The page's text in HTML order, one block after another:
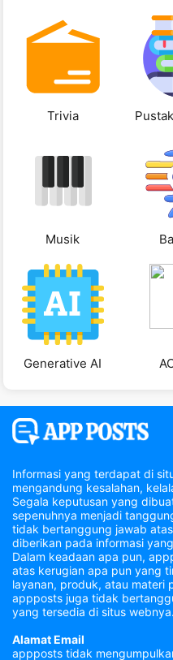
Trivia
Musik
Generative AI
Informasi yang terdapat di
mengandung kesalahan,
Segala keputusan yang
sepenuhnya menjadi
tidak bertanggung jawab
diberikan pada informasi
Dalam keadaan apa pun,
atas kerugian apa pun yang
layanan, produk, atau materi
appposts juga tidak
yang tersedia di situs webnya.
Alamat Email
appposts tidak